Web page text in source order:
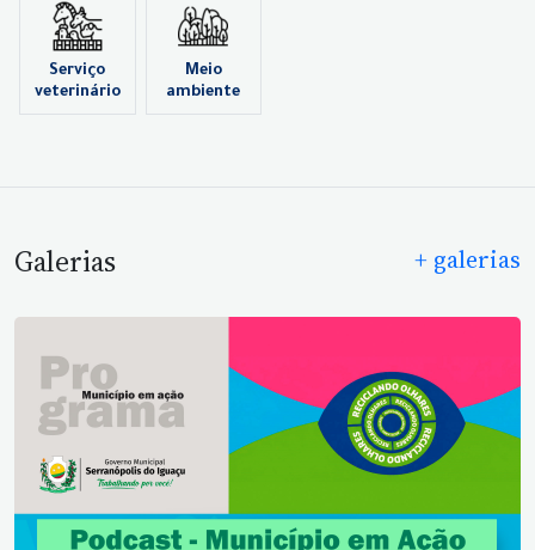
Serviço
veterinário
Meio
ambiente
Galerias + galerias